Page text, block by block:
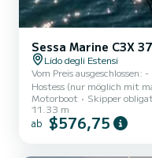
Sessa Marine C3X
Lido degli Estensi
Vom Preis ausgeschlossen:
Hostess (nur möglich mit maximal 4
ist schwierig, nicht Sie
Sessa C3X fasziniert sein. Mit diesem Schiff schafft Sessa Marine
auch ein sehr interessantes
Motorboot Skipper
11.33 m
ab $576,75